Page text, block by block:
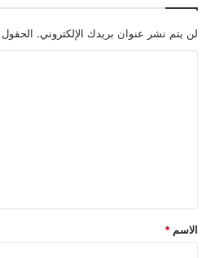
لن يتم نشر عنوان بريدك الإلكتروني. الحقول
الاسم *